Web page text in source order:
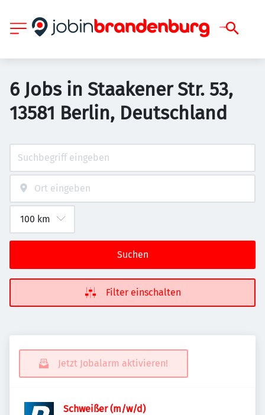
6 Jobs in Staakener Str. 53,
13581 Berlin, Deutschland
Suchen
Filter einschalten
Jetzt Jobalarm aktivieren!
Schweißer (m/w/d)